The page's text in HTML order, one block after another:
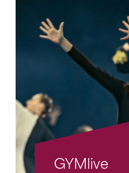
GYMlive